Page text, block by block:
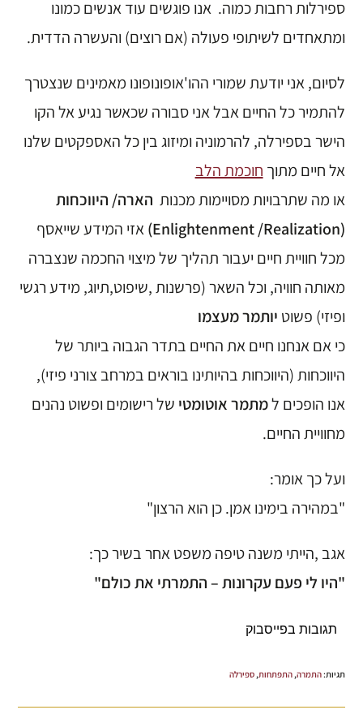
ספירלות רחבות כמוה. אנו פוגשים עוד אנשים כמונו
ומתאחדים לשיתופי פעולה (אם רוצים) והעשרה הדדית.
לסיום, אני יודעת שמורי ההו'אופונופונו מאמינים שנצטרך
להתמיר כל החיים אבל אני סבורה שכאשר נגיע אל הקו
הישר בספירלה, להרמוניה ומיזוג בין כל האספקטים שלנו
אל חיים מתוך חוכמת הלב
או מה שתרבויות מסויימות מכנות הארה/ היווכחות
(enlightenment /realization)
אזי המידע שייאסף
מכל חוויית חיים יעבור תהליך של מיצוי החכמה שנצברה
מאותה חוויה, וכל השאר (פרשנות ,שיפוט,תיוג, מידע רגשי
ופיזי) פשוט יותמר מעצמו
כי אם אנחנו חיים את החיים בתדר הגבוה ביותר של
היווכחות (היווכחות בהיותינו בוראים במרחב צורני פיזי),
אנו הופכים למתמר אוטומטי של רישומים ופשוט נהנים
מחוויית החיים.
ועל כך אומר:
"במהירה בימינו אמן. כן הוא הרצון"
אגב ,הייתי משנה טיפה משפט אחר בשיר כך:
"היו לי פעם עקרונות – התמרתי את כולם"
תגובות בפייסבוק
תגיות:התמרה,התפתחות,ספירלה